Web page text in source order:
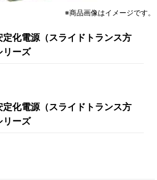
※商品画像はイメージです。
化電源（スライドトランス方
リーズ
化電源（スライドトランス方
リーズ